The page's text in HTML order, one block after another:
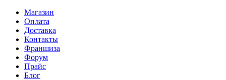
Магазин
Оплата
Доставка
Контакты
Франшиза
Форум
Прайс
Блог